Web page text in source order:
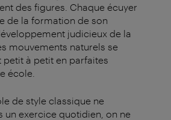
des figures. Chaque écuyer
de la formation de son
judicieux de la
mouvements naturels se
à petit en parfaites
école.
de style classique ne
un exercice quotidien, on ne